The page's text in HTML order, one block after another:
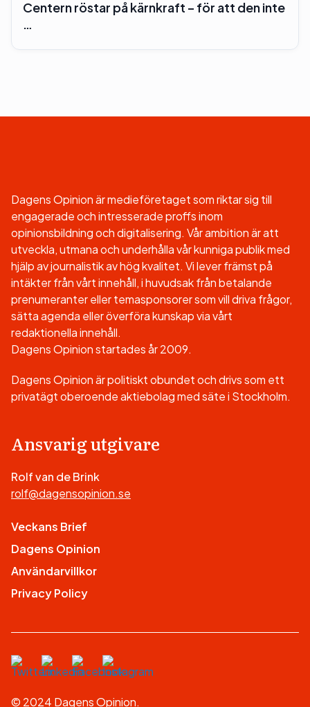
Centern röstar på kärnkraft – för att den inte
…
Dagens Opinion är medieföretaget som riktar sig till
engagerade och intresserade proffs inom
opinionsbildning och digitalisering. Vår ambition är att
utveckla, utmana och underhålla vår kunniga publik med
hjälp av journalistik av hög kvalitet. Vi lever främst på
intäkter från vårt innehåll, i huvudsak från betalande
prenumeranter eller temasponsorer som vill driva frågor,
sätta agenda eller överföra kunskap via vårt
redaktionella innehåll.
Dagens Opinion startades år 2009.
Dagens Opinion är politiskt obundet och drivs som ett
privatägt oberoende aktiebolag med säte i Stockholm.
Ansvarig utgivare
Rolf van de Brink
rolf@dagensopinion.se
Veckans Brief
Dagens Opinion
Användarvillkor
Privacy Policy
© 2024 Dagens Opinion.